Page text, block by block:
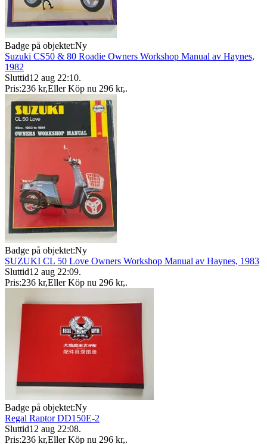
Badge på objektet:Ny
Suzuki CS50 & 80 Roadie Owners Workshop Manual av Haynes,
1982
Sluttid12 aug 22:10.
Pris:236 kr,Eller Köp nu 296 kr,.
Badge på objektet:Ny
SUZUKI CL 50 Love Owners Workshop Manual av Haynes, 1983
Sluttid12 aug 22:09.
Pris:236 kr,Eller Köp nu 296 kr,.
Badge på objektet:Ny
Regal Raptor DD150E-2
Sluttid12 aug 22:08.
Pris:236 kr,Eller Köp nu 296 kr,.